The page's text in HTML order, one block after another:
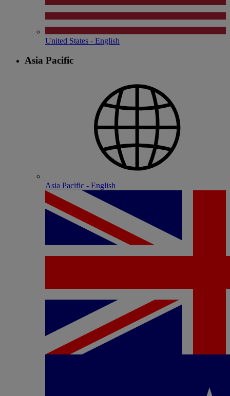
United States - English
Asia Pacific
Asia Pacific - English